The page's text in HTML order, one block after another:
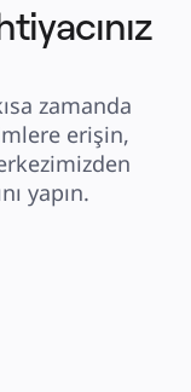
zamanda
erişin,
yapın.